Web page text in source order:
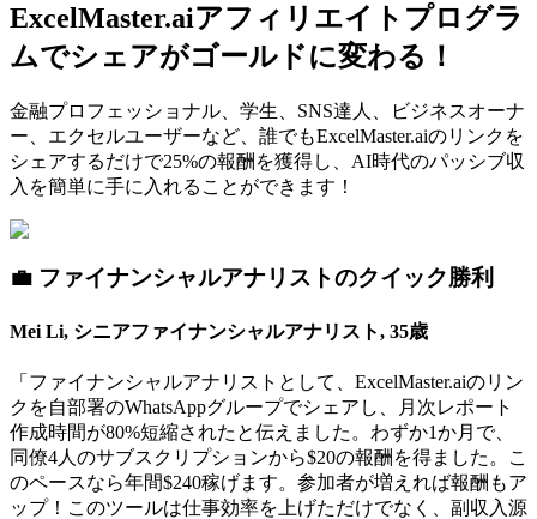
ExcelMaster.aiアフィリエイトプログラ
ムでシェアがゴールドに変わる！
金融プロフェッショナル、学生、SNS達人、ビジネスオーナ
ー、エクセルユーザーなど、誰でもExcelMaster.aiのリンクを
シェアするだけで25%の報酬を獲得し、AI時代のパッシブ収
入を簡単に手に入れることができます！
💼 ファイナンシャルアナリストのクイック勝利
Mei Li, シニアファイナンシャルアナリスト, 35歳
「ファイナンシャルアナリストとして、ExcelMaster.aiのリン
クを自部署のWhatsAppグループでシェアし、月次レポート
作成時間が80%短縮されたと伝えました。わずか1か月で、
同僚4人のサブスクリプションから$20の報酬を得ました。こ
のペースなら年間$240稼げます。参加者が増えれば報酬もア
ップ！このツールは仕事効率を上げただけでなく、副収入源